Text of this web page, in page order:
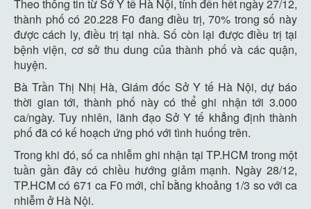
Theo thông tin từ Sở Y tế Hà Nội, tính đến hết ngày 27/12,
thành phố có 20.228 F0 đang điều trị, 70% trong số này
được cách ly, điều trị tại nhà. Số còn lại được điều trị tại
bệnh viện, cơ sở thu dung của thành phố và các quận,
huyện.
Bà Trần Thị Nhị Hà, Giám đốc Sở Y tế Hà Nội, dự báo
thời gian tới, thành phố này có thể ghi nhận tới 3.000
ca/ngày. Tuy nhiên, lãnh đạo Sở Y tế khẳng định thành
phố đã có kế hoạch ứng phó với tình huống trên.
Trong khi đó, số ca nhiễm ghi nhận tại TP.HCM trong một
tuần gần đây có chiều hướng giảm mạnh. Ngày 28/12,
TP.HCM có 671 ca F0 mới, chỉ bằng khoảng 1/3 so với ca
nhiễm ở Hà Nội.